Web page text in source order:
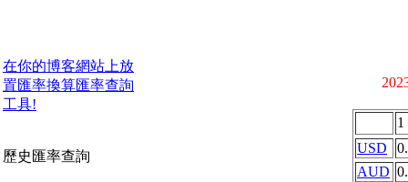
在你的博客網站上放
置匯率換算匯率查詢
工具!
歷史匯率查詢
1
USD
AUD